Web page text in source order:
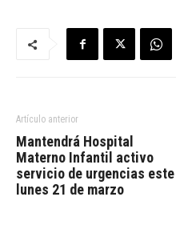
Artículo anterior
Mantendrá Hospital
Materno Infantil activo
servicio de urgencias este
lunes 21 de marzo